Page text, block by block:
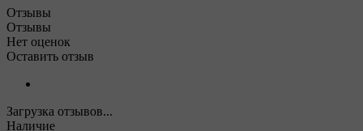
Отзывы
Отзывы
Нет оценок
Оставить отзыв
Загрузка отзывов...
Наличие